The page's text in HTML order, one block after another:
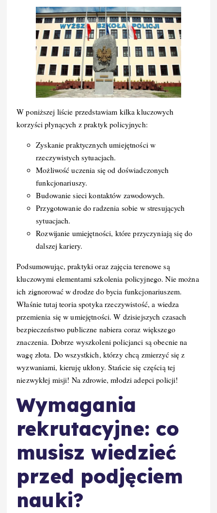
W poniższej liście przedstawiam kilka kluczowych
korzyści płynących z praktyk policyjnych:
Zyskanie praktycznych umiejętności w
rzeczywistych sytuacjach.
Możliwość uczenia się od doświadczonych
funkcjonariuszy.
Budowanie sieci kontaktów zawodowych.
Przygotowanie do radzenia sobie w stresujących
sytuacjach.
Rozwijanie umiejętności, które przyczyniają się do
dalszej kariery.
Podsumowując, praktyki oraz zajęcia terenowe są
kluczowymi elementami szkolenia policyjnego. Nie można
ich zignorować w drodze do bycia funkcjonariuszem.
Właśnie tutaj teoria spotyka rzeczywistość, a wiedza
przemienia się w umiejętności. W dzisiejszych czasach
bezpieczeństwo publiczne nabiera coraz większego
znaczenia. Dobrze wyszkoleni policjanci są obecnie na
wagę złota. Do wszystkich, którzy chcą zmierzyć się z
wyzwaniami, kieruję ukłony. Stańcie się częścią tej
niezwykłej misji! Na zdrowie, młodzi adepci policji!
Wymagania
rekrutacyjne: co
musisz wiedzieć
przed podjęciem
nauki?